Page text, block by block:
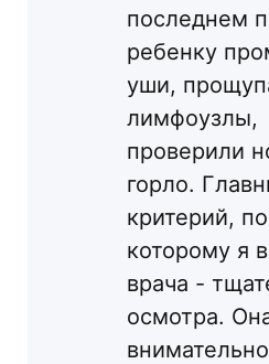
последнем
ребенку
уши,
лимфоузлы,
проверили
горло.
критерий, по
которому я
врача -
осмотра.